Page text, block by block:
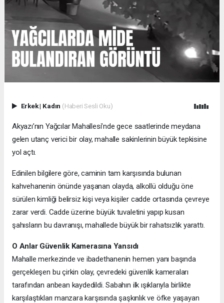
Erkek| Kadın (Haberi Sesli Oku)
Akyazı’nın Yağcılar Mahallesi’nde gece saatlerinde meydana
gelen utanç verici bir olay, mahalle sakinlerinin büyük tepkisine
yol açtı.
Edinilen bilgilere göre, caminin tam karşısında bulunan
kahvehanenin önünde yaşanan olayda, alkollü olduğu öne
sürülen kimliği belirsiz kişi veya kişiler cadde ortasında çevreye
zarar verdi. Cadde üzerine büyük tuvaletini yapıp kusan
şahısların bu davranışı, mahallede büyük bir rahatsızlık yarattı.
O Anlar Güvenlik Kamerasına Yansıdı
Mahalle merkezinde ve ibadethanenin hemen yanı başında
gerçekleşen bu çirkin olay, çevredeki güvenlik kameraları
tarafından anbean kaydedildi. Sabahın ilk ışıklarıyla birlikte
karşılaştıkları manzara karşısında şaşkınlık ve öfke yaşayan